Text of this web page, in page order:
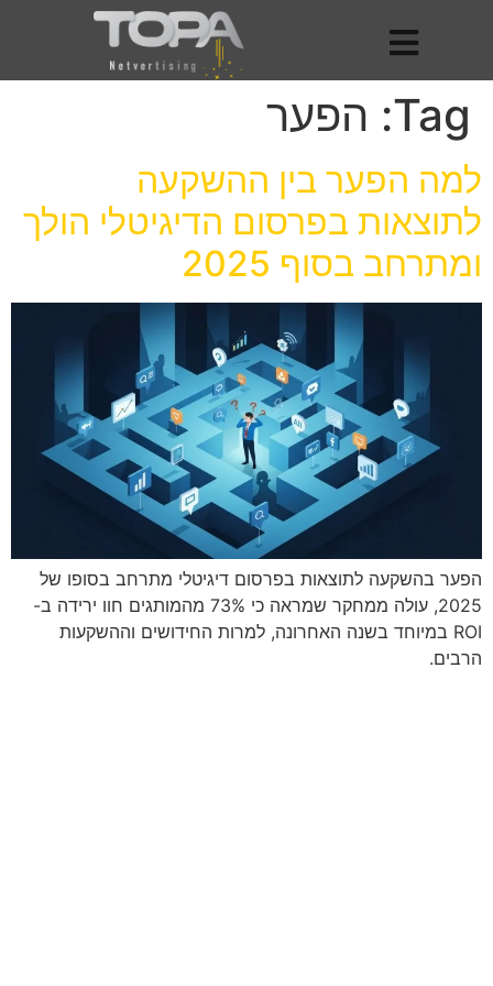
Tag: הפער
למה הפער בין ההשקעה
לתוצאות בפרסום הדיגיטלי הולך
ומתרחב בסוף 2025
הפער בהשקעה לתוצאות בפרסום דיגיטלי מתרחב בסופו של
2025, עולה ממחקר שמראה כי 73% מהמותגים חוו ירידה ב-
ROI במיוחד בשנה האחרונה, למרות החידושים וההשקעות
הרבים.